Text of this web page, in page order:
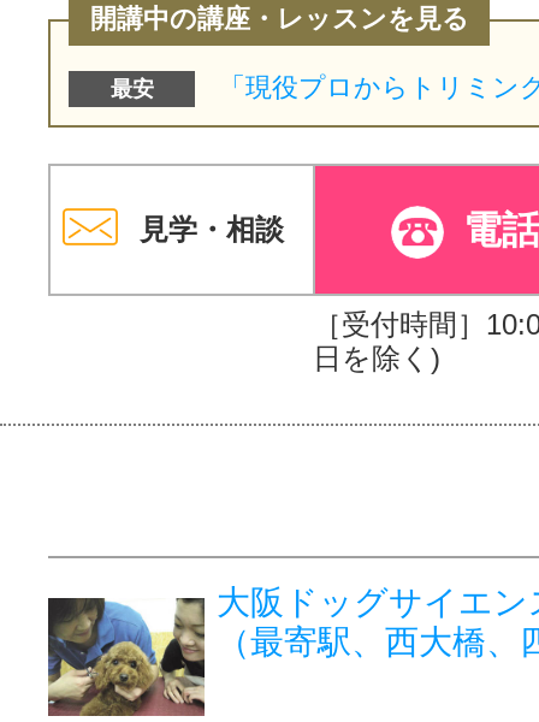
開講中の講座・レッスンを見る
最安
見学・相談 電
［受付時間］
日を除く)
大阪ドッグサイエン
（最寄駅、西大橋、